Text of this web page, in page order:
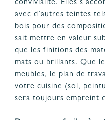
convivialité. Elles
avec d’autres teintes
bois pour des
sait mettre en valeur
que les finitions des
mats ou brillants. Que
meubles, le plan de
votre cuisine (sol,
sera toujours empreint